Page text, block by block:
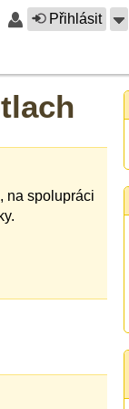
Přihlásit
na spolupráci